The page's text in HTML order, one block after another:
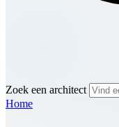
Zoek een architect
Home